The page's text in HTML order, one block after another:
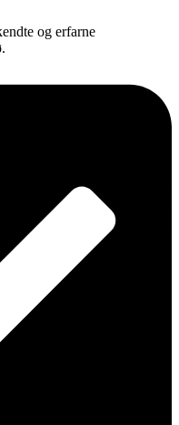
og erfarne